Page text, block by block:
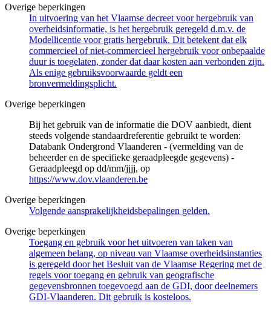
Overige beperkingen
In uitvoering van het Vlaamse decreet voor hergebruik van
overheidsinformatie, is het hergebruik geregeld d.m.v. de
Modellicentie voor gratis hergebruik. Dit betekent dat elk
commercieel of niet-commercieel hergebruik voor onbepaalde
duur is toegelaten, zonder dat daar kosten aan verbonden zijn.
Als enige gebruiksvoorwaarde geldt een
bronvermeldingsplicht.
Overige beperkingen
Bij het gebruik van de informatie die DOV aanbiedt, dient
steeds volgende standaardreferentie gebruikt te worden:
Databank Ondergrond Vlaanderen - (vermelding van de
beheerder en de specifieke geraadpleegde gegevens) -
Geraadpleegd op dd/mm/jjjj, op
https://www.dov.vlaanderen.be
Overige beperkingen
Volgende aansprakelijkheidsbepalingen gelden.
Overige beperkingen
Toegang en gebruik voor het uitvoeren van taken van
algemeen belang, op niveau van Vlaamse overheidsinstanties
is geregeld door het Besluit van de Vlaamse Regering met de
regels voor toegang en gebruik van geografische
gegevensbronnen toegevoegd aan de GDI, door deelnemers
GDI-Vlaanderen. Dit gebruik is kosteloos.